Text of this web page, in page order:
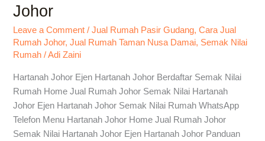
Johor
Leave a Comment /Jual Rumah Pasir Gudang,Cara Jual
Rumah Johor,Jual Rumah Taman Nusa Damai, Semak Nilai
Rumah /Adi Zaini
Hartanah Johor Ejen Hartanah Johor Berdaftar Semak Nilai
Rumah Home Jual Rumah Johor Semak Nilai Hartanah
Johor Ejen Hartanah Johor Semak Nilai Rumah WhatsApp
Telefon Menu Hartanah Johor Home Jual Rumah Johor
Semak Nilai Hartanah Johor Ejen Hartanah Johor Panduan
Nusa
Gudang
Ejen
Hartanah
Johor